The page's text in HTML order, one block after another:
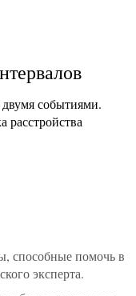
событиями.
расстройства
способные помочь в
эксперта.